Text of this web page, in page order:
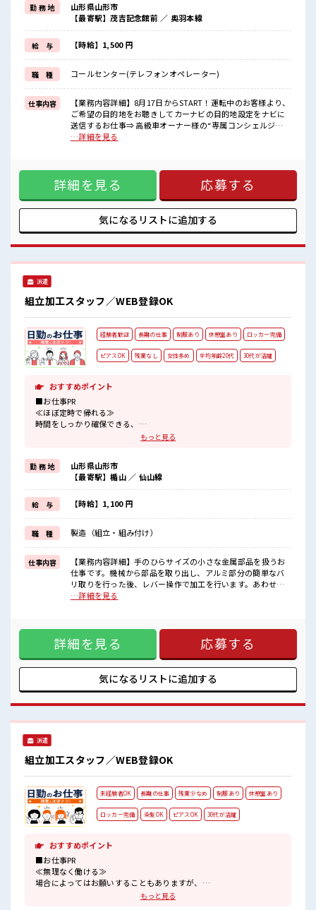
場合によってはお願いすることもありますが、
残業はほとんどナシ！
≪モチベーションもUP≫
派手過ぎなければ髪型や髪色自由♪
(規定有)≪未経験OKの仕事≫
新しいことにチャレンジするのは不安だけど、
しっかり働く環境が整っています！
イチからスキルUP・ステップUP目指していきましょう！
■職場の雰囲気
女性が多めの職場です♪
髪型にこだわりのあるアナタは必見！
ロッカーあり！
安心してお仕事に集中♪
勤 務 地
山形県山形市
【最寄駅】茂吉記念館前 ／ 奥羽本線
給 与 【時給】1,500 円
職 種 コールセンター(テレフォンオペレーター)
仕事内容
【業務内容詳細】8月17日からSTART！運転中のお客様より、
ご希望の目的地をお聴きしてカーナビの目的地設定をナビに
送信するお仕事⇒ 高級車オーナー様の“専属コンシェルジ
ュ”のようなお仕事です▼ お仕事の流れ(シンプル)(1) コール
のホテルを予約したい」 など(3) 検索・ご提案⇒ 専用システ
ムで条件に合う場所を検索⇒お客様に最適な候補をご案内(4)
予約・ナビ設定⇒ ご希望があれば予約を代行⇒カーナビへ目
的地を遠隔設定【取扱製品情報】ロードーサービス ■お仕事
PR ≪働きやすい≫ ビギナーさんもブランクさんも安心・丁寧
な事前研修あり！ ≪女性も仕事をしやすい職場≫ もちろん男
することもありますが、 残業はほとんどナシ！ ≪モチベーシ
ョンもUP≫ 派手過ぎなければ髪型や髪色自由♪ (規定有)≪未
ステップUP目指していきましょう！ ■職場の雰囲気 女性が多
めの職場です♪ 髪型にこだわりのあるアナタは必見！ 髪型自
由な職場！ 休憩室完備でランチや休憩も充実しそう♪ ロッカ
ーあり！ 安心してお仕事に集中♪
…詳細を見る
詳細を見る 応募する
気になるリストに追加する
派遣
組立加工スタッフ／WEB登録OK
経験者歓迎 長期の仕事 制服あり 休憩室あり ロッカー完備
ピアスOK 残業なし 女性多め 平均年齢20代 30代が活躍
おすすめポイント
■お仕事PR
≪ほぼ定時で帰れる≫
時間をしっかり確保できる、
≪経験者優遇≫
これまでの経験を活かしませんか？
ブランクがあっても大丈夫♪
経験はちょっとだけ…という方もOK！
≪女性も活躍できる職場≫
もちろん男性の応募も歓迎です！
制服があると毎日の服選びに悩まずOK♪
≪収入アップを目指せる≫
高時給だらけの派遣のお仕事です！
■職場の雰囲気
女性も活躍しやすい雰囲気の職場です！
20代活躍中のフレッシュな職場です☆
ロッカー付き職場♪
もっと見る
勤 務 地
山形県山形市
【最寄駅】楯山 ／ 仙山線
給 与 【時給】1,100 円
職 種 製造（組立・組み付け）
仕事内容
【業務内容詳細】手のひらサイズの小さな金属部品を扱うお
仕事です。機械から部品を取り出し、アルミ部分の簡単なバ
リ取りを行った後、レバー操作で加工を行います。あわせ
て、完成品の目視検査もお任せします。【取扱製品情報】医
事♪ オンとオフをきっちり切り替えたい方にオススメ！ ≪経
験者優遇≫ これまでの経験を活かしませんか？ ブランクがあ
っても大丈夫♪ 経験はちょっとだけ…という方もOK！ ≪女
性も活躍できる職場≫ もちろん男性の応募も歓迎です！ 制服
があると毎日の服選びに悩まずOK♪ ≪収入アップを目指せる
≫ 高時給だらけの派遣のお仕事です！ ■職場の雰囲気 女性も
職場です☆ 休憩室でホッと一息リフレッシュ！ 持ち物が多い
あなたにもぴったり☆ ロッカー付き職場♪
…詳細を見る
詳細を見る 応募する
気になるリストに追加する
派遣
組立加工スタッフ／WEB登録OK
未経験者OK 長期の仕事 残業少なめ 制服あり 休憩室あり
ロッカー完備 染髪OK ピアスOK 30代が活躍
おすすめポイント
■お仕事PR
≪無理なく働ける≫
場合によってはお願いすることもありますが、
もっと見る